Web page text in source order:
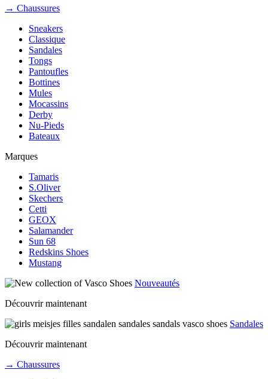
→ Chaussures
Sneakers
Classique
Sandales
Tongs
Pantoufles
Bottines
Mules
Mocassins
Derby
Nu-Pieds
Bateaux
Marques
Tamaris
S.Oliver
Skechers
Cetti
GEOX
Salamander
Sun 68
Redskins Shoes
Mustang
Nouveautés
Découvrir maintenant
Sandales
Découvrir maintenant
→ Chaussures